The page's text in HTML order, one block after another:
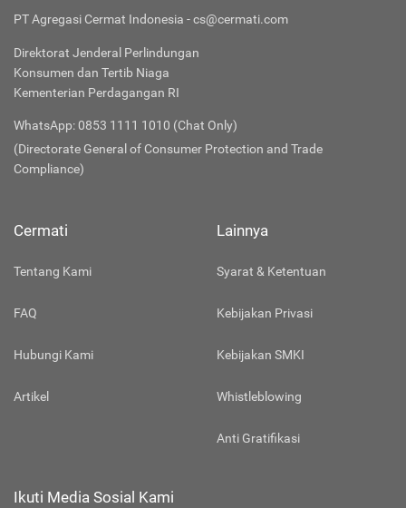
PT Agregasi Cermat Indonesia - cs@cermati.com
Direktorat Jenderal Perlindungan
Konsumen dan Tertib Niaga
Kementerian Perdagangan RI
WhatsApp: 0853 1111 1010 (Chat Only)
(Directorate General of Consumer Protection and Trade
Compliance)
Cermati
Tentang Kami
FAQ
Hubungi Kami
Artikel
Lainnya
Syarat & Ketentuan
Kebijakan Privasi
Kebijakan SMKI
Whistleblowing
Anti Gratifikasi
Ikuti Media Sosial Kami